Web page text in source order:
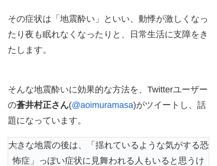
その症状は「地震酔い」といい、動悸が激しくなっ
たり夜も眠れなくなったりと、日常生活に支障をき
たします。
そんな地震酔いに効果的な方法を、Twitterユーザー
の蒼井村正さん(@aoimuramasa)がツイートし、話
題になっています。
大きな地震の後は、「揺れているような気がする恐
怖症」っぽい症状に見舞われる人もいると思うけ